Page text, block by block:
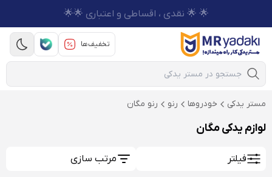
🌟 🌟 نقدی ، اقساطی و اعتباری 🌟🌟
تخفیف‌ها
Mobile Search
مستر یدکی خودروها رنو رنو مگان
لوازم یدکی مگان
فیلتر مرتب سازی